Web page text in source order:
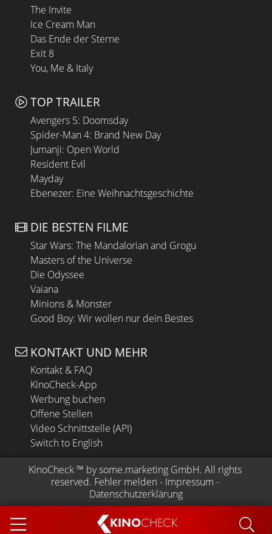
KINOCHECK
The Invite
Ice Cream Man
Das Ende der Sterne
Exit 8
You, Me & Italy
TOP TRAILER
Avengers 5: Doomsday
Spider-Man 4: Brand New Day
Jumanji: Open World
Resident Evil
Mayday
Ebenezer: Eine Weihnachtsgeschichte
DIE BESTEN FILME
Star Wars: The Mandalorian and Grogu
Masters of the Universe
Die Odyssee
Vaiana
Minions & Monster
Good Boy: Wir wollen nur dein Bestes
KONTAKT UND MEHR
Kontakt & FAQ
KinoCheck-App
Werbung buchen
Offene Stellen
Video Schnittstelle (API)
Switch to English
KinoCheck ™ by some.marketing GmbH. All rights
reserved. Fehler melden - Impressum -
Datenschutzerklärung